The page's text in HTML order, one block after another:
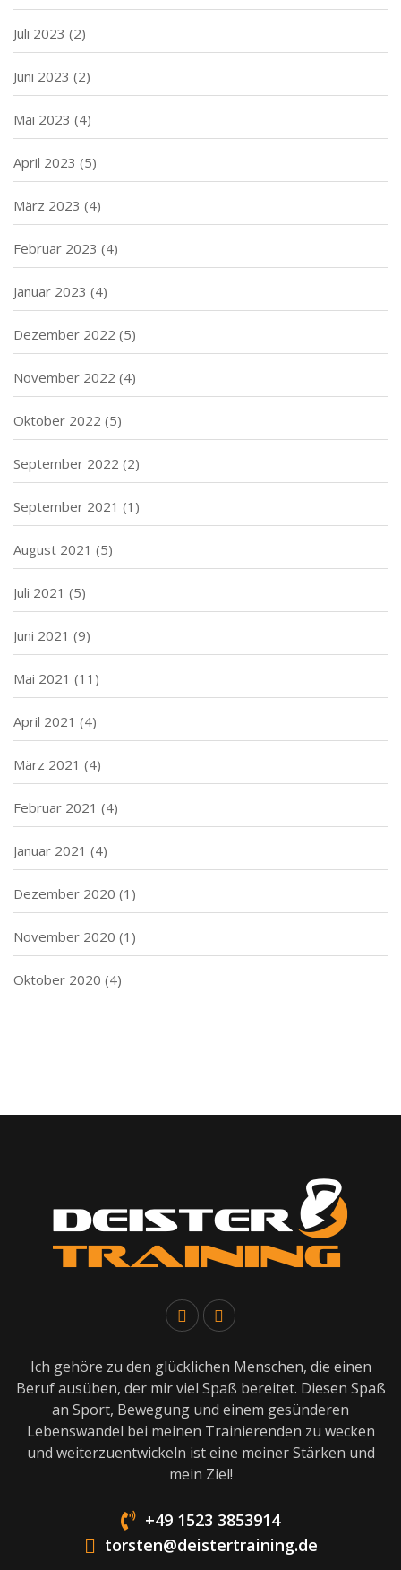
Juli 2023 (2)
Juni 2023 (2)
Mai 2023 (4)
April 2023 (5)
März 2023 (4)
Februar 2023 (4)
Januar 2023 (4)
Dezember 2022 (5)
November 2022 (4)
Oktober 2022 (5)
September 2022 (2)
September 2021 (1)
August 2021 (5)
Juli 2021 (5)
Juni 2021 (9)
Mai 2021 (11)
April 2021 (4)
März 2021 (4)
Februar 2021 (4)
Januar 2021 (4)
Dezember 2020 (1)
November 2020 (1)
Oktober 2020 (4)
Ich gehöre zu den glücklichen Menschen, die einen
Beruf ausüben, der mir viel Spaß bereitet. Diesen Spaß
an Sport, Bewegung und einem gesünderen
Lebenswandel bei meinen Trainierenden zu wecken
und weiterzuentwickeln ist eine meiner Stärken und
mein Ziel!
+49 1523 3853914
torsten@deistertraining.de